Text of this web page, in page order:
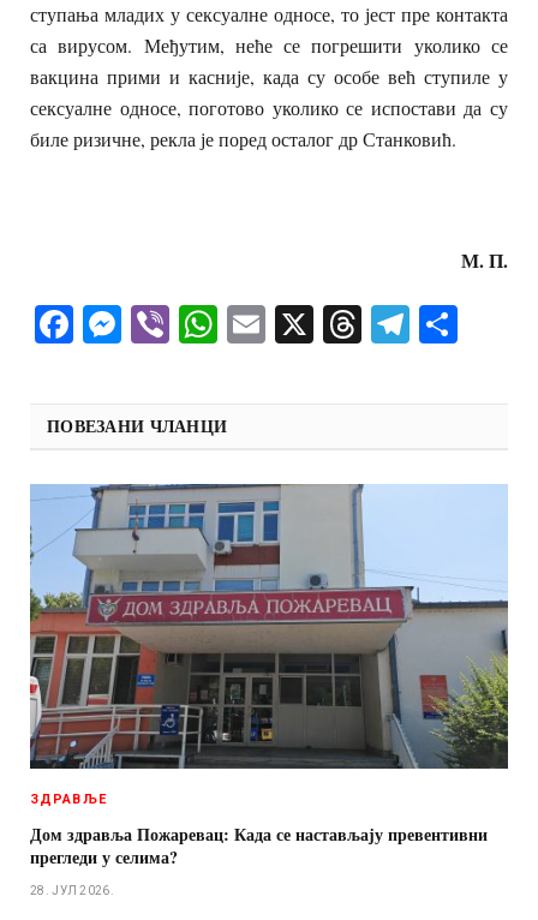
ступања младих у сексуалне односе, то јест пре контакта
са вирусом. Међутим, неће се погрешити уколико се
вакцина прими и касније, када су особе већ ступиле у
сексуалне односе, поготово уколико се испостави да су
биле ризичне, рекла је поред осталог др Станковић.
М. П.
Facebook
Messenger
ViberWhatsApp
Email
X Threads
ПОВЕЗАНИ ЧЛАНЦИ
ЗДРАВЉЕ
Дом здравља Пожаревац: Када се настављају превентивни
прегледи у селима?
28. ЈУЛ 2026.